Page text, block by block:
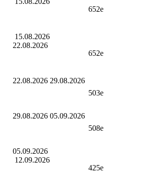
652е
15.08.2026
22.08.2026
652е
22.08.2026 29.08.2026
503е
29.08.2026 05.09.2026
508е
05.09.2026
12.09.2026
425е